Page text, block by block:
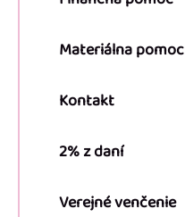
Materiálna pomoc
Kontakt
2% z daní
Verejné venčenie